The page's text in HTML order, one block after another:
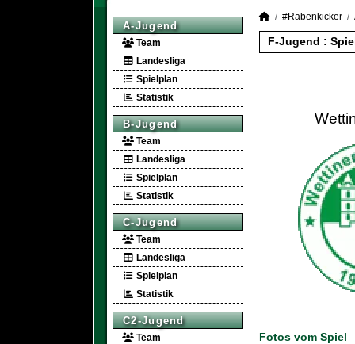
A-Jugend
Team
Landesliga
Spielplan
Statistik
B-Jugend
Team
Landesliga
Spielplan
Statistik
C-Jugend
Team
Landesliga
Spielplan
Statistik
C2-Jugend
Team
#Rabenkicker
F-Jugend :
Fotos vom Spiel